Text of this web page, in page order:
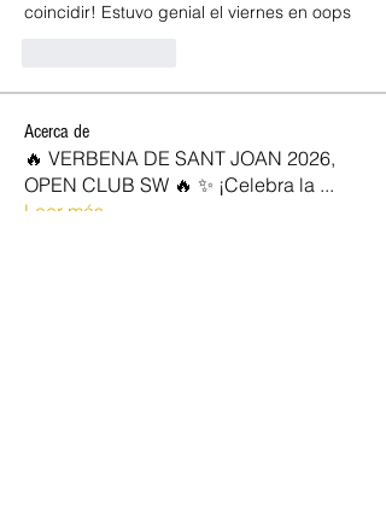
coincidir! Estuvo genial el viernes en oops
Acerca de
🔥 VERBENA DE SANT JOAN 2026,
OPEN CLUB SW 🔥 ✨ ¡Celebra la ...
Leer más